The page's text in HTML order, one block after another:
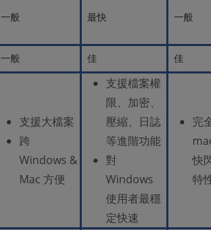
一般 最快 一般
一般 佳 佳
支援大檔案
跨
Windows &
Mac 方便
支援檔案權
限、加密、
壓縮、日誌
等進階功能
對
Windows
使用者最穩
定快速
完
快
特